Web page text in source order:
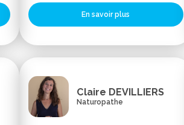
En savoir plus
Claire DEVILLIERS
Naturopathe